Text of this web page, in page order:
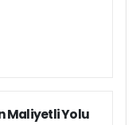
Maliyetli Yolu